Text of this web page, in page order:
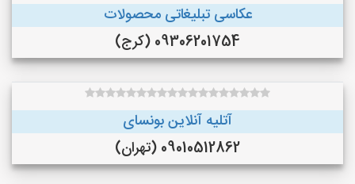
عکاسی تبلیغاتی محصولات
09306201754 (کرج)
آتلیه آنلاین بونسای
09010512862 (تهران)